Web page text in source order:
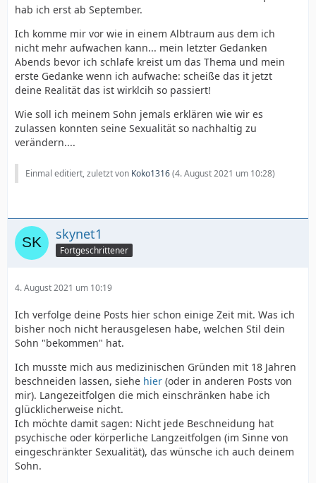
hab ich erst ab September.
Ich komme mir vor wie in einem Albtraum aus dem ich
nicht mehr aufwachen kann... mein letzter Gedanken
Abends bevor ich schlafe kreist um das Thema und mein
erste Gedanke wenn ich aufwache: scheiße das it jetzt
deine Realität das ist wirklcih so passiert!
Wie soll ich meinem Sohn jemals erklären wie wir es
zulassen konnten seine Sexualität so nachhaltig zu
verändern....
Einmal editiert, zuletzt von Koko1316(4. August 2021 um 10:28)
skynet1
Fortgeschrittener
4. August 2021 um 10:19
Ich verfolge deine Posts hier schon einige Zeit mit. Was ich
bisher noch nicht herausgelesen habe, welchen Stil dein
Sohn "bekommen" hat.
Ich musste mich aus medizinischen Gründen mit 18 Jahren
beschneiden lassen, siehe hier (oder in anderen Posts von
mir). Langezeitfolgen die mich einschränken habe ich
glücklicherweise nicht.
Ich möchte damit sagen: Nicht jede Beschneidung hat
psychische oder körperliche Langzeitfolgen (im Sinne von
eingeschränkter Sexualität), das wünsche ich auch deinem
Sohn.